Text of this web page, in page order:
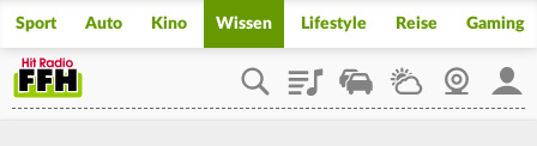
Sport Auto Kino Wissen Lifestyle Reise Gaming
PlaylistStaupilotWetterWebcam